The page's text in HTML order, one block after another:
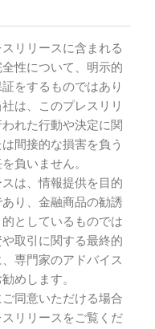
リリースに含まれる
性について、明示的
をするものではあり
は、このプレスリリ
れた行動や決定に関
間接的な損害を負う
負いません。
は、情報提供を目的
り、金融商品の勧誘
としているものでは
取引に関する最終的
専門家のアドバイス
めします。
同意いただける場合
リリースをご覧くだ